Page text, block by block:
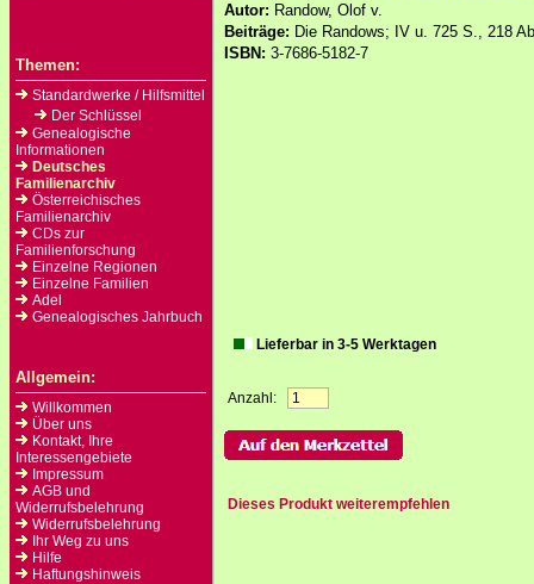
Themen:
Standardwerke / Hilfsmittel
Der Schlüssel
Genealogische
Informationen
Deutsches
Familienarchiv
Österreichisches
Familienarchiv
CDs zur
Familienforschung
Einzelne Regionen
Einzelne Familien
Adel
Genealogisches Jahrbuch
Allgemein:
Willkommen
Über uns
Kontakt, Ihre
Interessengebiete
Impressum
AGB und
Widerrufsbelehrung
Widerrufsbelehrung
Ihr Weg zu uns
Hilfe
Haftungshinweis
Autor: Randow, Olof v.
Beiträge: Die Randows; IV u. 725 S., 218
ISBN: 3-7686-5182-7
Lieferbar in 3-5 Werktagen
Anzahl:
Dieses Produkt weiterempfehlen